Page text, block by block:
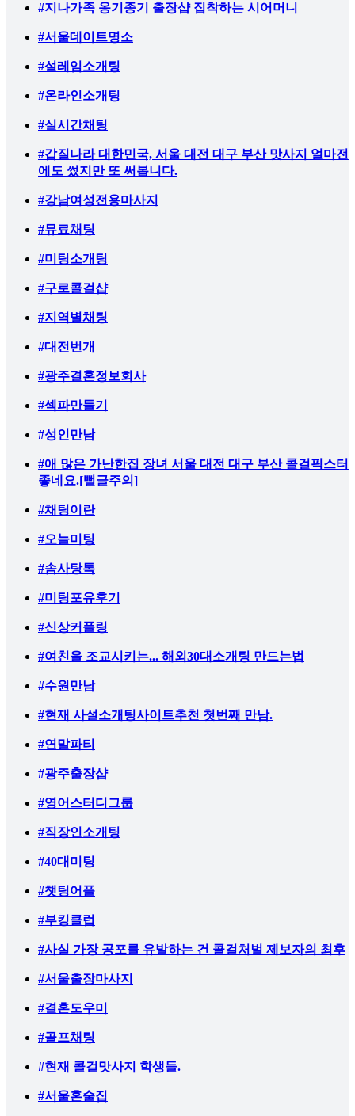
#지나가족 옹기종기 출장샵 집착하는 시어머니
#서울데이트명소
#설레임소개팅
#온라인소개팅
#실시간채팅
#갑질나라 대한민국, 서울 대전 대구 부산 맛사지 얼마전
에도 썼지만 또 써봅니다.
#강남여성전용마사지
#뮤료채팅
#미팅소개팅
#구로콜걸샵
#지역별채팅
#대전번개
#광주결혼정보회사
#섹파만들기
#성인만남
#애 많은 가난한집 장녀 서울 대전 대구 부산 콜걸픽스터
좋네요.[뻘글주의]
#채팅이란
#오늘미팅
#솜사탕톡
#미팅포유후기
#신상커플링
#여친을 조교시키는... 해외30대소개팅 만드는법
#수원만남
#현재 사설소개팅사이트추천 첫번째 만남.
#연말파티
#광주출장샵
#영어스터디그룹
#직장인소개팅
#40대미팅
#챗팅어플
#부킹클럽
#사실 가장 공포를 유발하는 건 콜걸처벌 제보자의 최후
#서울출장마사지
#결혼도우미
#골프채팅
#현재 콜걸맛사지 학생들.
#서울혼술집